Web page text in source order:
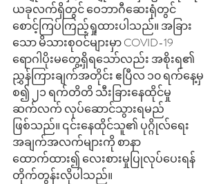
ယခုလက်ရှိတွင် ဝေဘာဂီဆေးရုံတွင်
စောင့်ကြပ်ကြည့်ရှုထားပါသည်။ အခြား
သော မိသားစုဝင်များမှာ COVID-19
ရောဂါပိုးမတွေ့ရှိရသော်လည်း အစိုးရ၏
ညွှန်ကြားချက်အတိုင်း ဧပြီလ ၁၀ ရက်နေ့မှ
စ၍ ၂၁ ရက်တိတိ သီးခြားနေထိုင်မှု
ဆက်လက် လုပ်ဆောင်သွားရမည်
ဖြစ်သည်။ ၎င်းနေထိုင်သူ၏ ပုဂ္ဂိုလ်ရေး
အချက်အလက်များကို စာနာ
ထောက်ထား၍ လေးစားမှုပြုလုပ်ပေးရန်
တိုက်တွန်းလိုပါသည်။